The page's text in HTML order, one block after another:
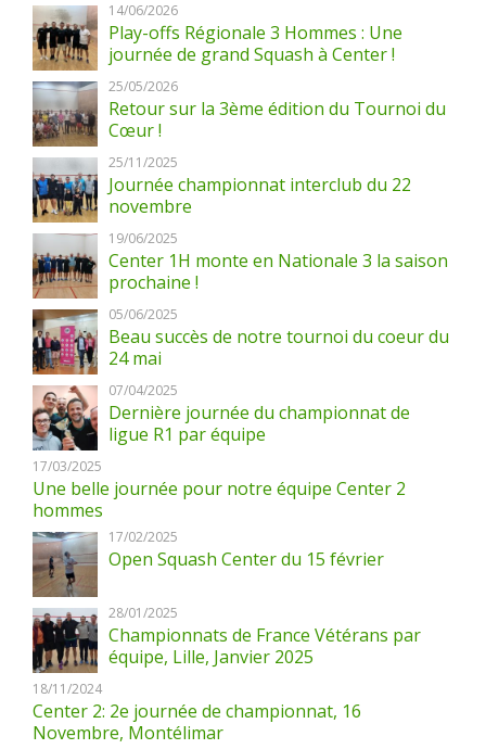
14/06/2026
Play-offs Régionale 3 Hommes : Une
journée de grand Squash à Center !
25/05/2026
Retour sur la 3ème édition du Tournoi du
Cœur !
25/11/2025
Journée championnat interclub du 22
novembre
19/06/2025
Center 1H monte en Nationale 3 la saison
prochaine !
05/06/2025
Beau succès de notre tournoi du coeur du
24 mai
07/04/2025
Dernière journée du championnat de
ligue R1 par équipe
17/03/2025
Une belle journée pour notre équipe Center 2
hommes
17/02/2025
Open Squash Center du 15 février
28/01/2025
Championnats de France Vétérans par
équipe, Lille, Janvier 2025
18/11/2024
Center 2: 2e journée de championnat, 16
Novembre, Montélimar